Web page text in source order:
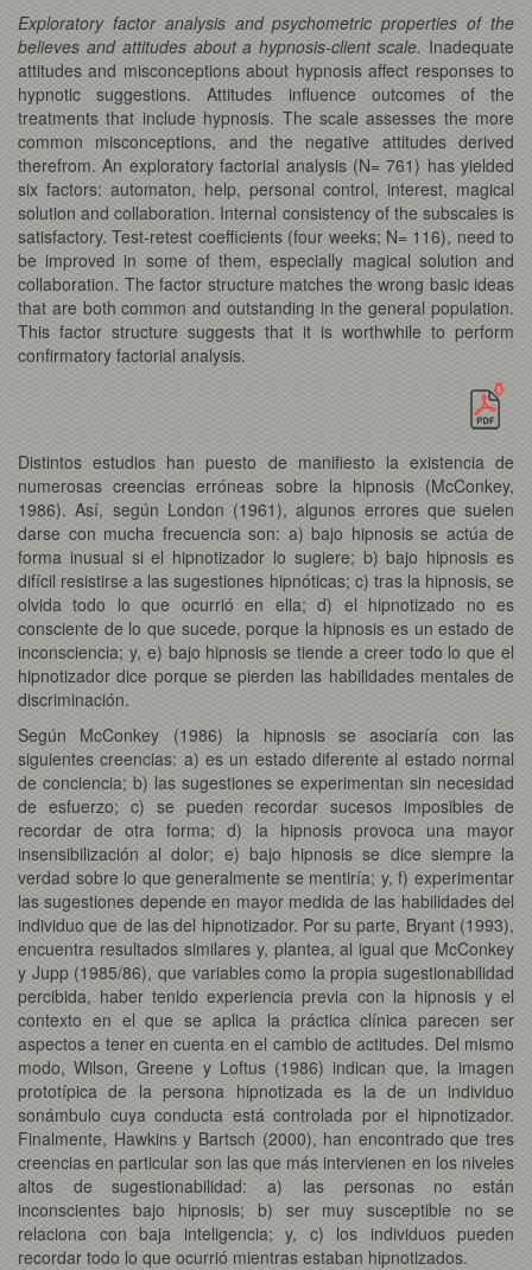
Exploratory factor analysis and psychometric properties of the
believes and attitudes about a hypnosis-client scale. Inadequate
attitudes and misconceptions about hypnosis affect responses to
hypnotic suggestions. Attitudes influence outcomes of the
treatments that include hypnosis. The scale assesses the more
common misconceptions, and the negative attitudes derived
therefrom. An exploratory factorial analysis (N= 761) has yielded
six factors: automaton, help, personal control, interest, magical
solution and collaboration. Internal consistency of the subscales is
satisfactory. Test-retest coefficients (four weeks; N= 116), need to
be improved in some of them, especially magical solution and
collaboration. The factor structure matches the wrong basic ideas
that are both common and outstanding in the general population.
This factor structure suggests that it is worthwhile to perform
confirmatory factorial analysis.
Distintos estudios han puesto de manifiesto la existencia de
numerosas creencias erróneas sobre la hipnosis (McConkey,
1986). Así, según London (1961), algunos errores que suelen
darse con mucha frecuencia son: a) bajo hipnosis se actúa de
forma inusual si el hipnotizador lo sugiere; b) bajo hipnosis es
difícil resistirse a las sugestiones hipnóticas; c) tras la hipnosis, se
olvida todo lo que ocurrió en ella; d) el hipnotizado no es
consciente de lo que sucede, porque la hipnosis es un estado de
inconsciencia; y, e) bajo hipnosis se tiende a creer todo lo que el
hipnotizador dice porque se pierden las habilidades mentales de
discriminación.
Según McConkey (1986) la hipnosis se asociaría con las
siguientes creencias: a) es un estado diferente al estado normal
de conciencia; b) las sugestiones se experimentan sin necesidad
de esfuerzo; c) se pueden recordar sucesos imposibles de
recordar de otra forma; d) la hipnosis provoca una mayor
insensibilización al dolor; e) bajo hipnosis se dice siempre la
verdad sobre lo que generalmente se mentiría; y, f) experimentar
las sugestiones depende en mayor medida de las habilidades del
individuo que de las del hipnotizador. Por su parte, Bryant (1993),
encuentra resultados similares y, plantea, al igual que McConkey
y Jupp (1985/86), que variables como la propia sugestionabilidad
percibida, haber tenido experiencia previa con la hipnosis y el
contexto en el que se aplica la práctica clínica parecen ser
aspectos a tener en cuenta en el cambio de actitudes. Del mismo
modo, Wilson, Greene y Loftus (1986) indican que, la imagen
prototípica de la persona hipnotizada es la de un individuo
sonámbulo cuya conducta está controlada por el hipnotizador.
Finalmente, Hawkins y Bartsch (2000), han encontrado que tres
creencias en particular son las que más intervienen en los niveles
altos de sugestionabilidad: a) las personas no están
inconscientes bajo hipnosis; b) ser muy susceptible no se
relaciona con baja inteligencia; y, c) los individuos pueden
recordar todo lo que ocurrió mientras estaban hipnotizados.